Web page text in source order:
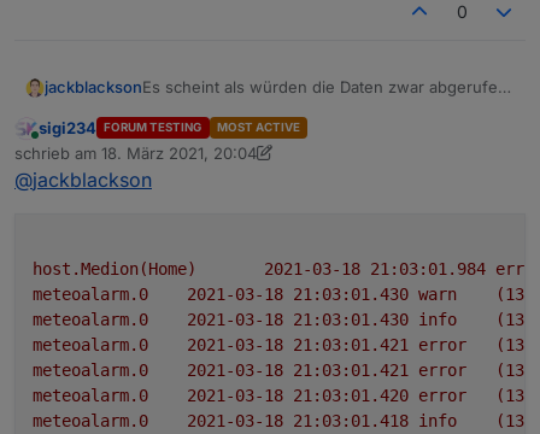
0
jackblacksonEs scheint als würden die Daten zwar abgerufen,
Objekte mal löscht, seht ihr das die Daten wieder
aktualisiert werden, aber nur einmalig. Ich schau
grad woran das liegt.
Online
sigi234 FORUM TESTING MOST ACTIVE
schrieb am 18. März 2021, 20:04
zuletzt editiert von sigi234
@jackblackson
host.Medion(Home)
meteoalarm.0
warn
meteoalarm.0
info
meteoalarm.0
error
meteoalarm.0
error
meteoalarm.0
error
meteoalarm.0
info